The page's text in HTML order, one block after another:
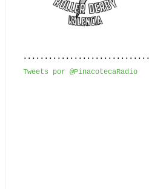
..............................
Tweets por @PinacotecaRadio